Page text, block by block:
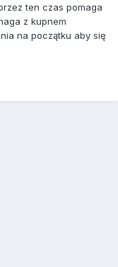
ten czas pomaga
z kupnem
na początku aby się